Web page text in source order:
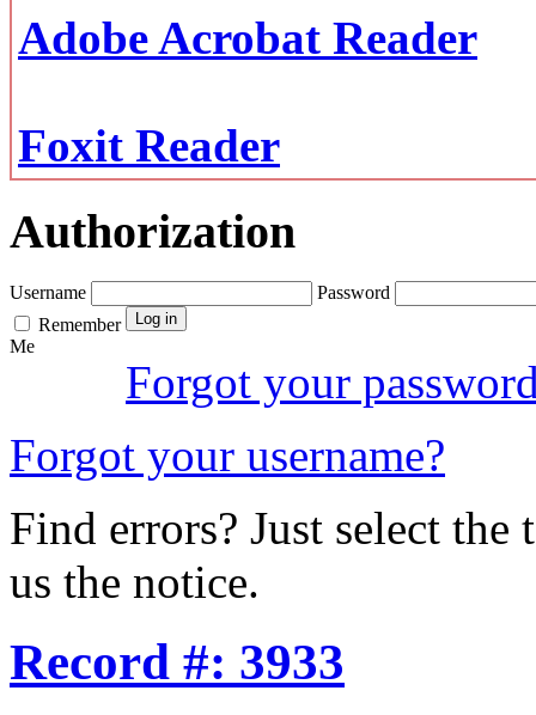
Adobe Acrobat Reader
Foxit Reader
Authorization
Username
Password
Remember
Me
Forgot your
Forgot your username?
Find errors? Just select
us the notice.
Record #: 3933